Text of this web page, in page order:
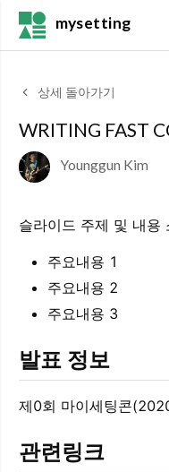
mysetting
상세 돌아가기
WRITING FAST
Younggun Kim
슬라이드 주제 및 내용
주요내용 1
주요내용 2
주요내용 3
발표 정보
제0회 마이세팅콘
관련링크